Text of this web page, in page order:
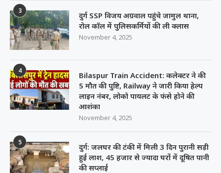
3
दुर्ग SSP विजय अग्रवाल पहुंचे जामुल थाना,
रोल कॉल में पुलिसकर्मियों की ली क्लास
November 4, 2025
4
Bilaspur Train Accident: कलेक्टर ने की
5 मौत की पुष्टि, Railway ने जारी किया हेल्प
लाइन नंबर, लोको पायलट के फंसे होने की
आशंका
November 4, 2025
5
दुर्ग: जलघर की टंकी में मिली 3 दिन पुरानी सड़ी
हुई लाश, 45 हजार से ज्यादा घरों में दूषित पानी
की सप्लाई